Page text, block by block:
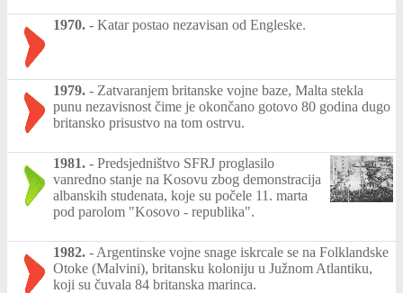
1970. - Katar postao nezavisan od Engleske.
1979. - Zatvaranjem britanske vojne baze, Malta stekla
punu nezavisnost čime je okončano gotovo 80 godina dugo
britansko prisustvo na tom ostrvu.
1981. - Predsjedništvo SFRJ proglasilo
vanredno stanje na Kosovu zbog demonstracija
albanskih studenata, koje su počele 11. marta
pod parolom "Kosovo - republika".
1982. - Argentinske vojne snage iskrcale se na Folklandske
Otoke (Malvini), britansku koloniju u Južnom Atlantiku,
koji su čuvala 84 britanska marinca.